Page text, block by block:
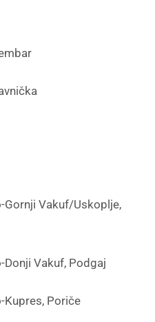
Vakuf/Uskoplje,
Vakuf, Podgaj
Poriče